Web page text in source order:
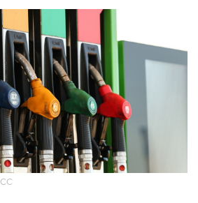
INTERFAX.RU - Топливо